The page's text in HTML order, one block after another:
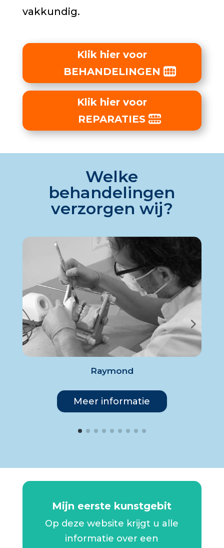
vakkundig.
Klik hier voor
BEHANDELINGEN
Klik hier voor
REPARATIES
Welke
behandelingen
verzorgen wij?
Raymond
Meer informatie
Mijn eerste kunstgebit
Op deze website krijgt u alle
informatie over een